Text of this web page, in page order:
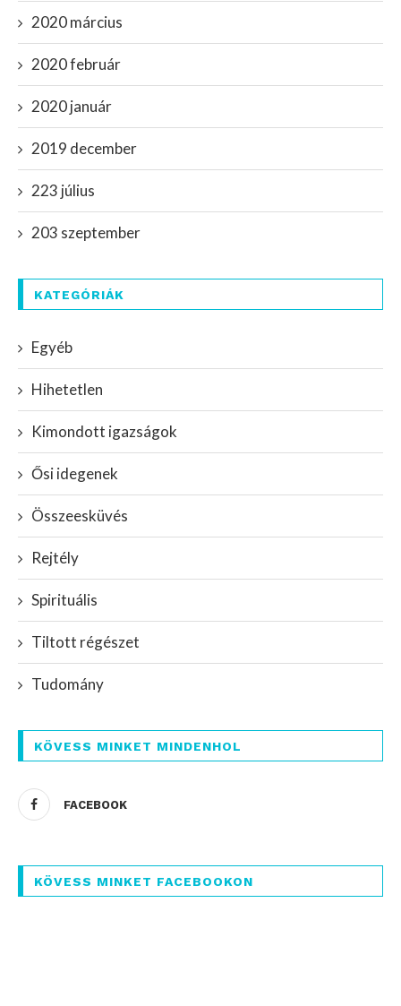
2020 március
2020 február
2020 január
2019 december
223 július
203 szeptember
KATEGÓRIÁK
Egyéb
Hihetetlen
Kimondott igazságok
Ősi idegenek
Összeesküvés
Rejtély
Spirituális
Tiltott régészet
Tudomány
KÖVESS MINKET MINDENHOL
FACEBOOK
KÖVESS MINKET FACEBOOKON